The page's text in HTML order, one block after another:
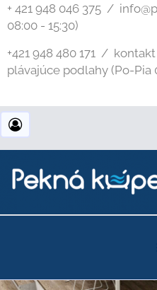
+ 421 948 046 375 /
08:00 - 15:30)
+421 948 480 171 /
plávajúce podlahy (Po-Pia